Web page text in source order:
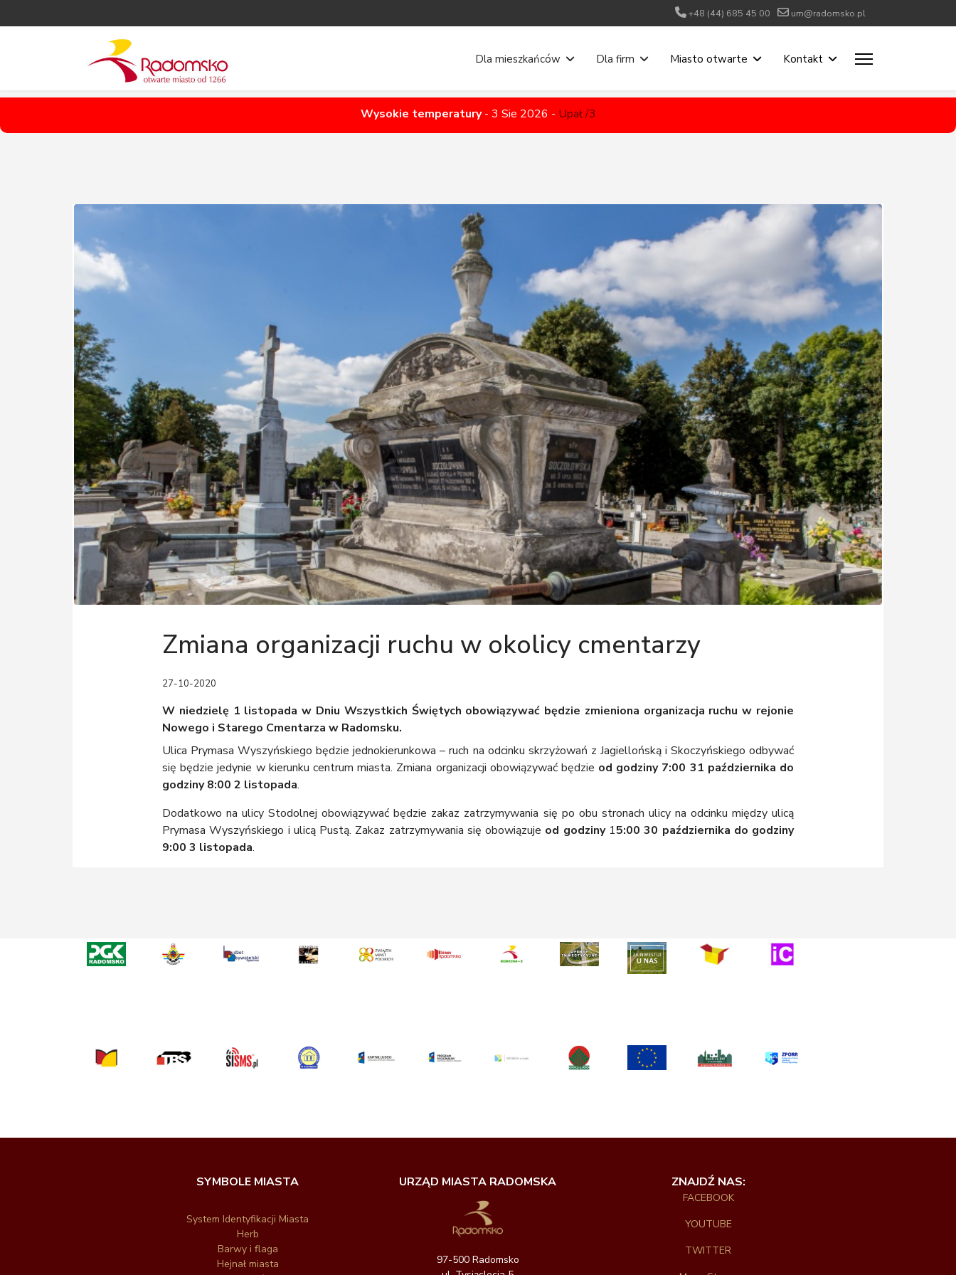
+48 (44) 685 45 00 um@radomsko.pl
Dla mieszkańców Dla firm Miasto otwarte Kontakt
Wysokie temperatury- 3 Sie 2026 - Upał /3
Zmiana organizacji ruchu w okolicy cmentarzy
27-10-2020
W niedzielę 1 listopada w Dniu Wszystkich Świętych obowiązywać będzie zmieniona organizacja ruchu w rejonie
Nowego i Starego Cmentarza w Radomsku.
Ulica Prymasa Wyszyńskiego będzie jednokierunkowa – ruch na odcinku skrzyżowań z Jagiellońską i Skoczyńskiego odbywać
się będzie jedynie w kierunku centrum miasta. Zmiana organizacji obowiązywać będzie od godziny 7:00 31 października do
godziny 8:00 2 listopada.
Dodatkowo na ulicy Stodolnej obowiązywać będzie zakaz zatrzymywania się po obu stronach ulicy na odcinku między ulicą
Prymasa Wyszyńskiego i ulicą Pustą. Zakaz zatrzymywania się obowiązuje od godziny15:00 30 października do godziny
9:00 3 listopada.
SYMBOLE MIASTA
System Identyfikacji Miasta
Herb
Barwy i flaga
Hejnał miasta
URZĄD MIASTA RADOMSKA
97-500 Radomsko
ZNAJDŹ NAS:
FACEBOOK
YOUTUBE
TWITTER